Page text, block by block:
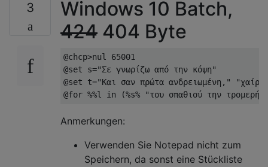
3
Windows 10 Batch,
424 404 Byte
@chcp>nul 65001
@set s="Σε γνωρίζω από την κόψη"
@set t="Και σαν πρώτα ανδρειωμένη,"
Anmerkungen:
Verwenden Sie Notepad nicht zum
Speichern, da sonst eine Stückliste